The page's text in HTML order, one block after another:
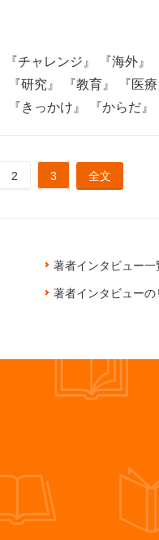
『チャレンジ』 『海外』
『研究』 『教育』 『医療
『きっかけ』 『からだ』
2 3 全文
著者インタビュー一
著者インタビュー